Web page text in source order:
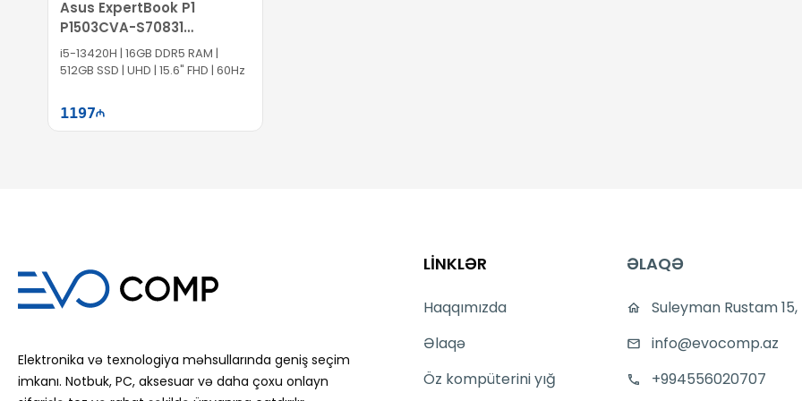
Asus ExpertBook P1
P1503CVA-S70831
90NX0881-M00XA0
i5-13420H | 16GB DDR5 RAM |
512GB SSD | UHD | 15.6" FHD | 60Hz
1197
Elektronika və texnologiya məhsullarında geniş seçim
imkanı. Notbuk, PC, aksesuar və daha çoxu onlayn
LİNKLƏR
Haqqımızda
Əlaqə
Öz kompüterini yığ
ƏLAQƏ
Suleyman Rustam 15,
info@evocomp.az
+994556020707